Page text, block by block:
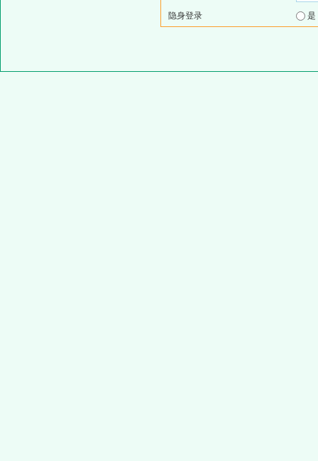
隐身登录